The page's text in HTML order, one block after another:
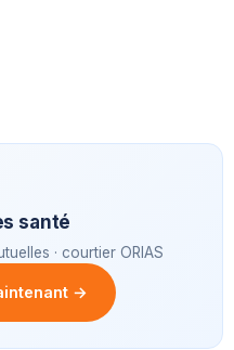
santé
· courtier ORIAS
→